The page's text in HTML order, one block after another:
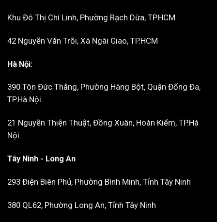
Khu Đô Thị Chí Linh, Phường Rạch Dừa, TP.HCM
42 Nguyễn Văn Trỗi, Xã Ngãi Giao, TP.HCM
Hà Nội:
390 Tôn Đức Thắng, Phường Hàng Bột, Quận Đống Đa,
TP.Hà Nội.
21 Nguyễn Thiện Thuật, Đồng Xuân, Hoàn Kiếm, TP.Hà
Nội.
Tây Ninh - Long An
293 Điện Biên Phủ, Phường Bình Minh, Tỉnh Tây Ninh
380 QL62, Phường Long An, Tỉnh Tây Ninh